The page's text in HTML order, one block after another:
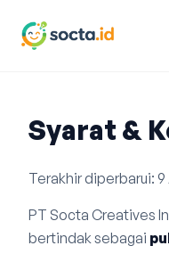
Syarat &
Terakhir diperbarui: 9
PT Socta Creatives
bertindak sebagai